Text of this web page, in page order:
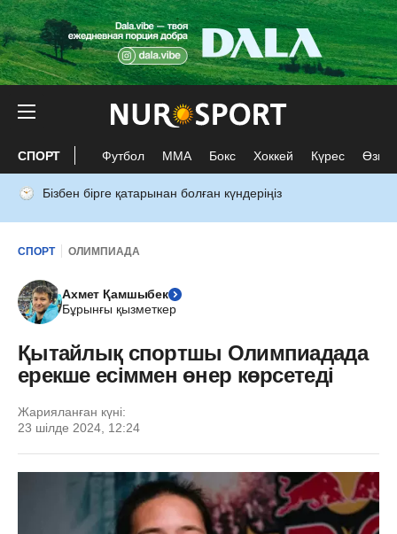
СПОРТ Футбол ММА Бокс Хоккей Күрес Өзге
Бізбен бірге қатарынан болған күндеріңіз
СПОРТ ОЛИМПИАДА
Ахмет Қамшыбек
Бұрынғы қызметкер
Қытайлық спортшы Олимпиадада
ерекше есіммен өнер көрсетеді
Жарияланған күні:
23 шілде 2024, 12:24